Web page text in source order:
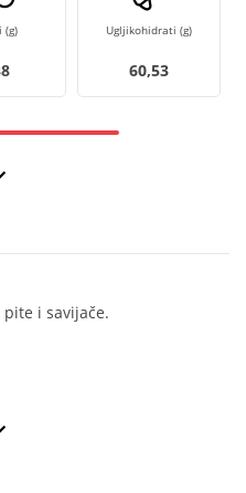
(g) Ugljikohidrati (g)
60,53
i savijače.